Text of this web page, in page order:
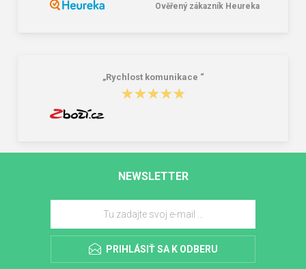
Ověřený zákazník Heureka
„Rychlost komunikace “
★★★★★
★★★★★
NEWSLETTER
PRIHLÁSIŤ SA K ODBERU